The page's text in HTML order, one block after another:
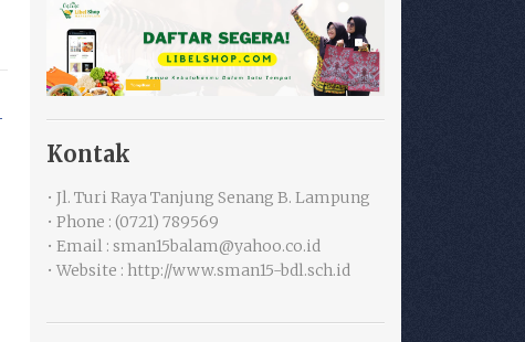
Kontak
• Jl. Turi Raya Tanjung Senang B. Lampung
• Phone : (0721) 789569
• Email : sman15balam@yahoo.co.id
• Website : http://www.sman15-bdl.sch.id